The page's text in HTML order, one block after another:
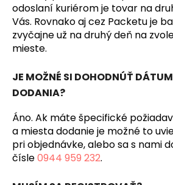
odoslaní kuriérom je tovar na
Vás. Rovnako aj cez Packetu je
zvyčajne už na druhý deň na
mieste.
JE MOŽNÉ SI DOHODNÚŤ
DODANIA?
Áno. Ak máte špecifické
a miesta dodanie je možné to
pri objednávke, alebo sa s nami
čísle0944 959 232.